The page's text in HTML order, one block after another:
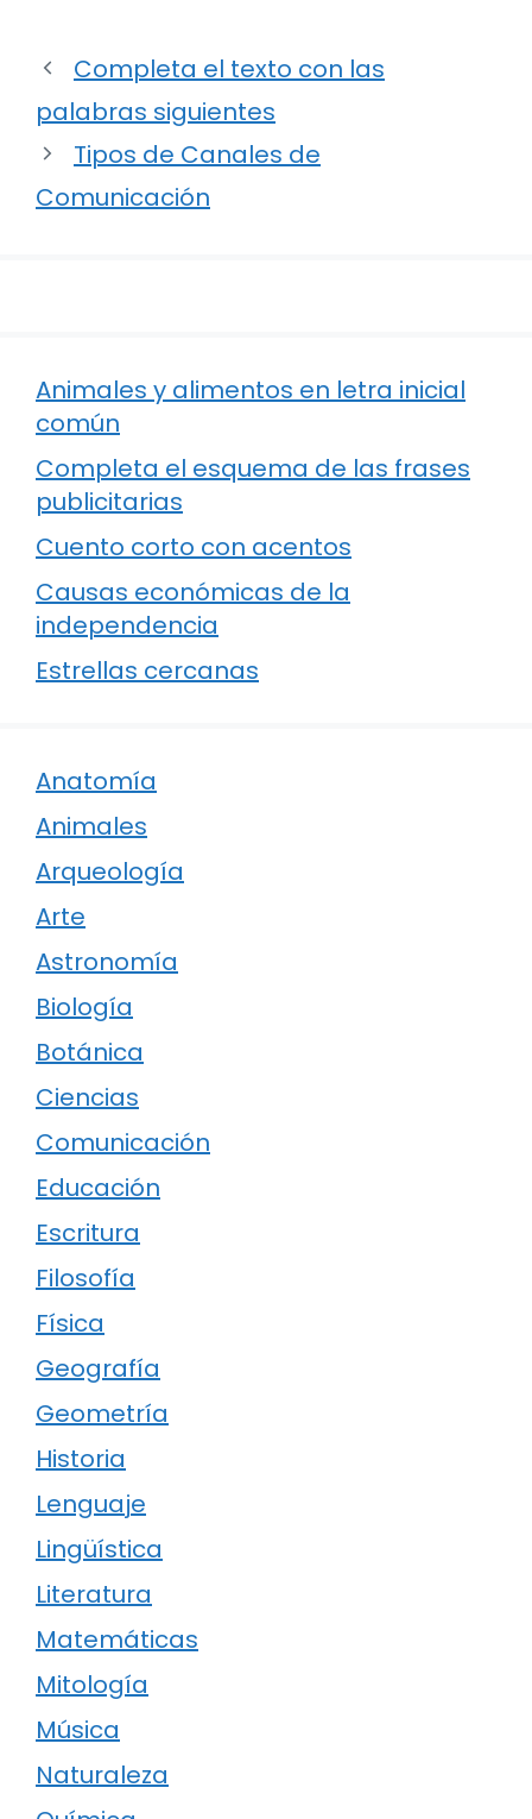
Completa el texto con las
palabras siguientes
Tipos de Canales de
Comunicación
Animales y alimentos en letra inicial
común
Completa el esquema de las frases
publicitarias
Cuento corto con acentos
Causas económicas de la
independencia
Estrellas cercanas
Anatomía
Animales
Arqueología
Arte
Astronomía
Biología
Botánica
Ciencias
Comunicación
Educación
Escritura
Filosofía
Física
Geografía
Geometría
Historia
Lenguaje
Lingüística
Literatura
Matemáticas
Mitología
Música
Naturaleza